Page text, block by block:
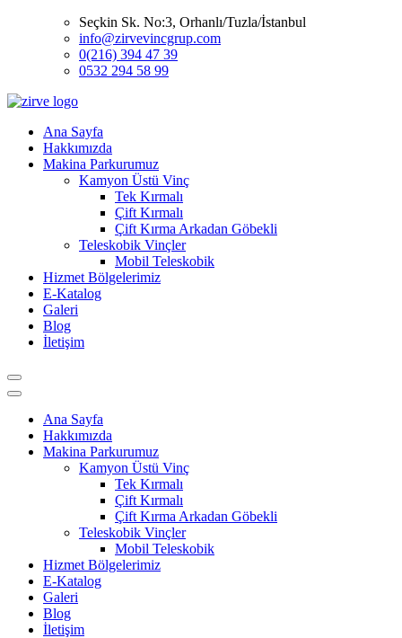
Seçkin Sk. No:3, Orhanlı/Tuzla/İstanbul
info@zirvevincgrup.com
0(216) 394 47 39
0532 294 58 99
Ana Sayfa
Hakkımızda
Makina Parkurumuz
Kamyon Üstü Vinç
Tek Kırmalı
Çift Kırmalı
Çift Kırma Arkadan Göbekli
Teleskobik Vinçler
Mobil Teleskobik
Hizmet Bölgelerimiz
E-Katalog
Galeri
Blog
İletişim
Ana Sayfa
Hakkımızda
Makina Parkurumuz
Kamyon Üstü Vinç
Tek Kırmalı
Çift Kırmalı
Çift Kırma Arkadan Göbekli
Teleskobik Vinçler
Mobil Teleskobik
Hizmet Bölgelerimiz
E-Katalog
Galeri
Blog
İletişim